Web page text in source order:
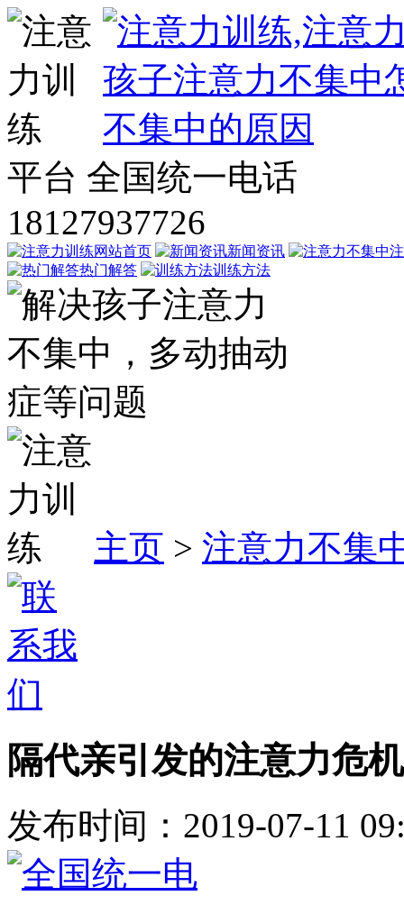
平台 全国统一电话
18127937726
网站首页 新闻资讯
热门解答
训练方法
主页 > 注意力不集
隔代亲引发的注意力危机
发布时间：2019-07-11